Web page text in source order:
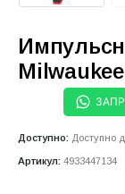
Доступно: Доступно
Артикул: 4933447134